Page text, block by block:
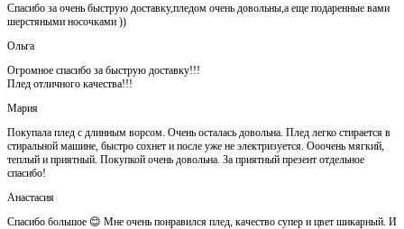
Спасибо за очень быструю доставку,пледом очень довольны,а еще подаренные вами
шерстяными носочками ))
Ольга
Огромное спасибо за быструю доставку!!!
Плед отличного качества!!!
Мария
Покупала плед с длинным ворсом. Очень осталась довольна. Плед легко стирается в
стиральной машине, быстро сохнет и после уже не электризуется. Ооочень мягкий,
теплый и приятный. Покупкой очень довольна. За приятный презент отдельное
спасибо!
Анастасия
Спасибо большое 😊 Мне очень понравился плед, качество супер и цвет шикарный. И